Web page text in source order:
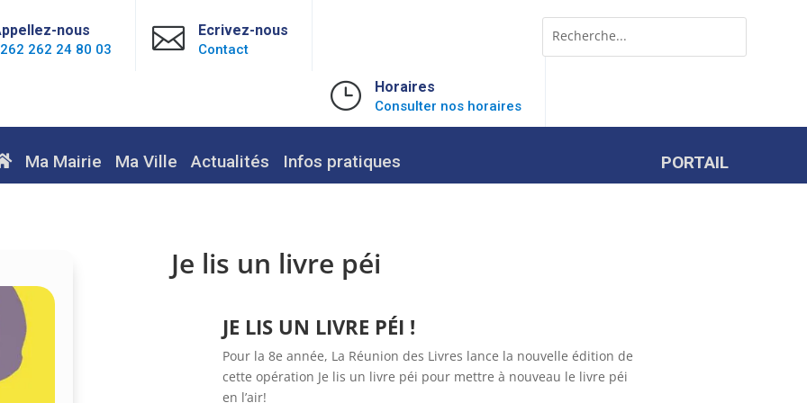
for...
nous
262 24 80 03  Ecrivez-nous
Contact
} Horaires
Consulter nos horaires
Ma Mairie Ma Ville Actualités Infos pratiques PORTAIL
Je lis un livre péi
JE LIS UN LIVRE PÉI !
Pour la 8e année, La Réunion des Livres lance la nouvelle édition de
cette opération Je lis un livre péi pour mettre à nouveau le livre péi
en l’air!